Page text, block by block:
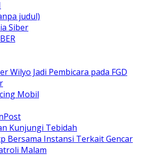
judul)
Siber
Wilyo Jadi Pembicara pada FGD
Mobil
Kunjungi Tebidah
Bersama Instansi Terkait Gencar
Malam